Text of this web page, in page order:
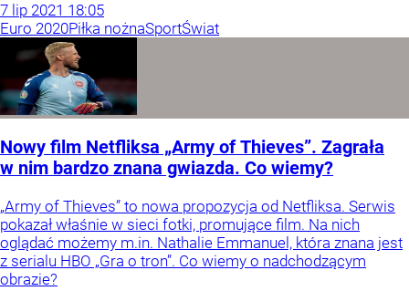
7 lip 2021 18:05
Euro 2020Piłka nożnaSportŚwiat
Nowy film Netfliksa „Army of Thieves”. Zagrała
w nim bardzo znana gwiazda. Co wiemy?
„Army of Thieves” to nowa propozycja od Netfliksa. Serwis
pokazał właśnie w sieci fotki, promujące film. Na nich
oglądać możemy m.in. Nathalie Emmanuel, która znana jest
z serialu HBO „Gra o tron”. Co wiemy o nadchodzącym
obrazie?